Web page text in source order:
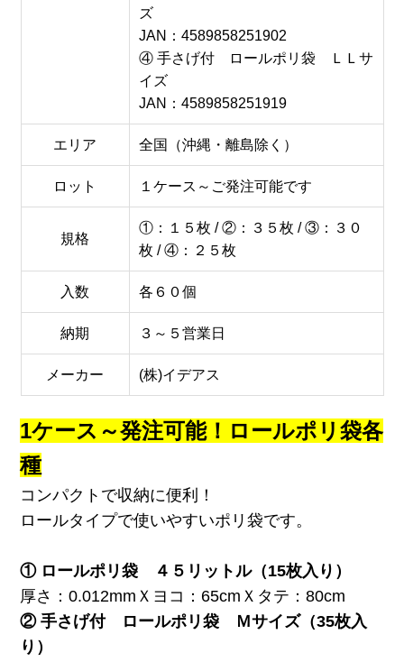
ズ
JAN：4589858251902
④ 手さげ付 ロールポリ袋 ＬＬサ
イズ
JAN：4589858251919
エリア 全国（沖縄・離島除く）
ロット １ケース～ご発注可能です
規格
①：１５枚 / ②：３５枚 / ③：３０
枚 / ④：２５枚
入数 各６０個
納期 ３～５営業日
メーカー (株)イデアス
1ケース～発注可能！ロールポリ袋各
種
コンパクトで収納に便利！
ロールタイプで使いやすいポリ袋です。
① ロールポリ袋 ４５リットル（15枚入り）
厚さ：0.012mmＸヨコ：65cmＸタテ：80cm
② 手さげ付 ロールポリ袋 Ｍサイズ（35枚入
り）